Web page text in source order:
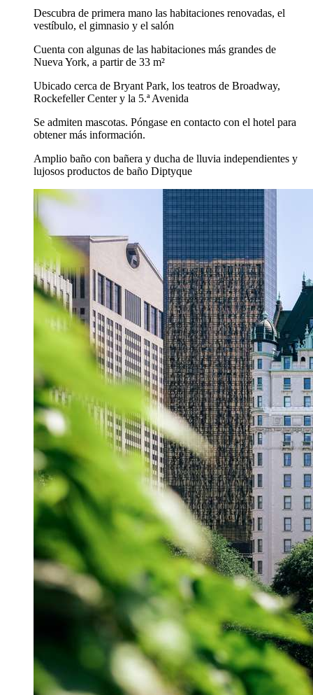
Descubra de primera mano las habitaciones renovadas, el
vestíbulo, el gimnasio y el salón
Cuenta con algunas de las habitaciones más grandes de
Nueva York, a partir de 33 m²
Ubicado cerca de Bryant Park, los teatros de Broadway,
Rockefeller Center y la 5.ª Avenida
Se admiten mascotas. Póngase en contacto con el hotel para
obtener más información.
Amplio baño con bañera y ducha de lluvia independientes y
lujosos productos de baño Diptyque